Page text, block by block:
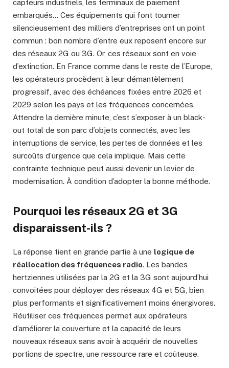
capteurs industriels, les terminaux de paiement
embarqués… Ces équipements qui font tourner
silencieusement des milliers d’entreprises ont un point
commun : bon nombre d’entre eux reposent encore sur
des réseaux 2G ou 3G. Or, ces réseaux sont en voie
d’extinction. En France comme dans le reste de l’Europe,
les opérateurs procèdent à leur démantèlement
progressif, avec des échéances fixées entre 2026 et
2029 selon les pays et les fréquences concernées.
Attendre la dernière minute, c’est s’exposer à un black-
out total de son parc d’objets connectés, avec les
interruptions de service, les pertes de données et les
surcoûts d’urgence que cela implique. Mais cette
contrainte technique peut aussi devenir un levier de
modernisation. À condition d’adopter la bonne méthode.
Pourquoi les réseaux 2G et 3G
disparaissent-ils ?
La réponse tient en grande partie à une logique de
réallocation des fréquences radio. Les bandes
hertziennes utilisées par la 2G et la 3G sont aujourd’hui
convoitées pour déployer des réseaux 4G et 5G, bien
plus performants et significativement moins énergivores.
Réutiliser ces fréquences permet aux opérateurs
d’améliorer la couverture et la capacité de leurs
nouveaux réseaux sans avoir à acquérir de nouvelles
portions de spectre, une ressource rare et coûteuse.